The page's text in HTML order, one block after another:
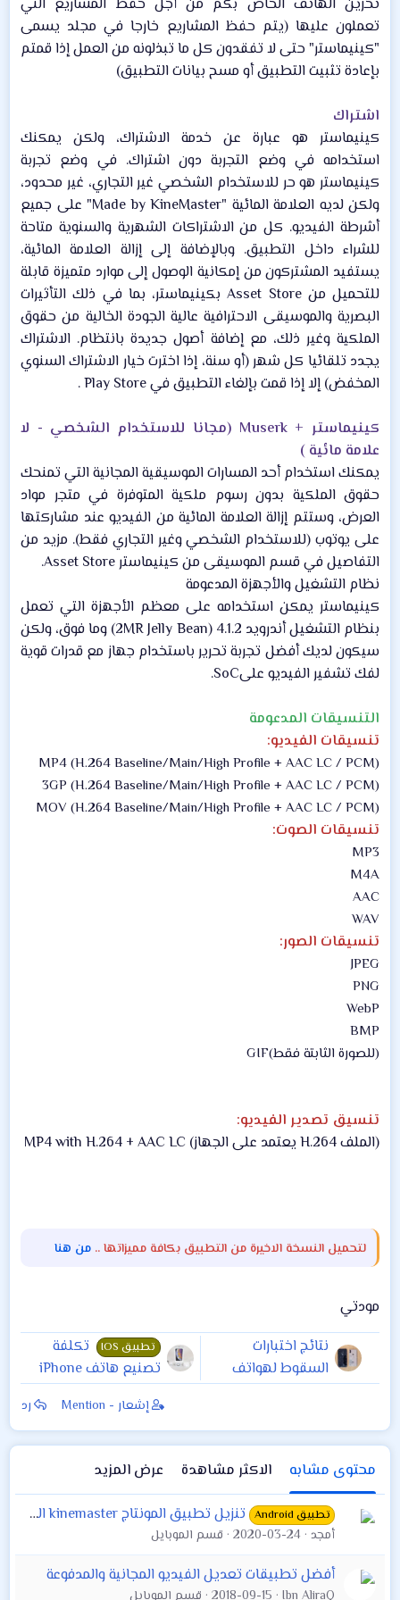
تخزين الهاتف الخاص بكم من أجل حفظ المشاريع التي
تعملون عليها (يتم حفظ المشاريع خارجا في مجلد يسمى
"كينيماستر" حتى لا تفقدون كل ما تبذلونه من العمل إذا قمتم
بإعادة تثبيت التطبيق أو مسح بيانات التطبيق)​
اشتراك
كينيماستر هو عبارة عن خدمة الاشتراك، ولكن يمكنك
استخدامه في وضع التجربة دون اشتراك. في وضع تجربة
كينيماستر هو حر للاستخدام الشخصي غير التجاري، غير محدود،
ولكن لديه العلامة المائية "Made by KineMaster" على جميع
أشرطة الفيديو. كل من الاشتراكات الشهرية والسنوية متاحة
للشراء داخل التطبيق. وبالإضافة إلى إزالة العلامة المائية،
يستفيد المشتركون من إمكانية الوصول إلى موارد متميزة قابلة
للتحميل من Asset Store بكينيماستر، بما في ذلك التأثيرات
البصرية والموسيقى الاحترافية عالية الجودة الخالية من حقوق
الملكية وغير ذلك، مع إضافة أصول جديدة بانتظام. الاشتراك
يجدد تلقائيا كل شهر (أو سنة، إذا اخترت خيار الاشتراك السنوي
المخفض) إلا إذا قمت بإلغاء التطبيق في Play Store .​
كينيماستر + Muserk (مجانا للاستخدام الشخصي - لا
علامة مائية )
يمكنك استخدام أحد المسارات الموسيقية المجانية التي تمنحك
حقوق الملكية بدون رسوم ملكية المتوفرة في متجر مواد
العرض، وستتم إزالة العلامة المائية من الفيديو عند مشاركتها
على يوتوب (للاستخدام الشخصي وغير التجاري فقط). مزيد من
التفاصيل في قسم الموسيقى من كينيماستر Asset Store.​
نظام التشغيل والأجهزة المدعومة​
كينيماستر يمكن استخدامه على معظم الأجهزة التي تعمل
بنظام التشغيل أندرويد 4.1.2 (2MR Jelly Bean) وما فوق، ولكن
سيكون لديك أفضل تجربة تحرير باستخدام جهاز مع قدرات قوية
لفك تشفير الفيديو علىSoC.​
التنسيقات المدعومة
تنسيقات الفيديو:
MP4 (H.264 Baseline/Main/High Profile + AAC LC / PCM)
3GP (H.264 Baseline/Main/High Profile + AAC LC / PCM)
MOV (H.264 Baseline/Main/High Profile + AAC LC / PCM)
تنسيقات الصوت:
MP3
M4A
AAC
WAV
تنسيقات الصور:
JPEG
PNG
WebP
BMP
(للصورة الثابتة فقط)GIF
تنسيق تصدير الفيديو:
(الملف H.264 يعتمد على الجهاز) MP4 with H.264 + AAC LC​
لتحميل النسخة الاخيرة من التطبيق بكافة مميزاتها .. من هنا
مودتي​
نتائج اختبارات
السقوط لهواتف
آيفون Xs و iPhone
تطبيق IOS
تكلفة
تصنيع هاتف iPhone
Xs MAX ستصدمك!
إشعار - Mention رد
محتوى مشابه الاكثر مشاهدة عرض المزيد
تطبيق Android تنزيل تطبيق المونتاج kinemaster الداكن مهكر التحديث الجديد 2020 الخرافي للاندرويد
أمجد 2020-03-24 قسم الموبايل
أفضل تطبيقات تعديل الفيديو المجانية والمدفوعة
Ibn AliraQ
2018-09-15 قسم الموبايل